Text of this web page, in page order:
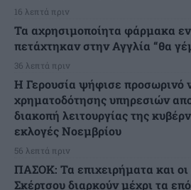
16 λεπτά πριν
Τα αχρησιμοποίητα φάρμακα
πετάχτηκαν στην Αγγλία “θα
36 λεπτά πριν
Η Γερουσία ψήφισε προσωρινό
χρηματοδότησης υπηρεσιών
διακοπή λειτουργίας της
εκλογές Νοεμβρίου
56 λεπτά πριν
ΠΑΣΟΚ: Τα επιχειρήματα και οι
Σκέρτσου διαρκούν μέχρι τα